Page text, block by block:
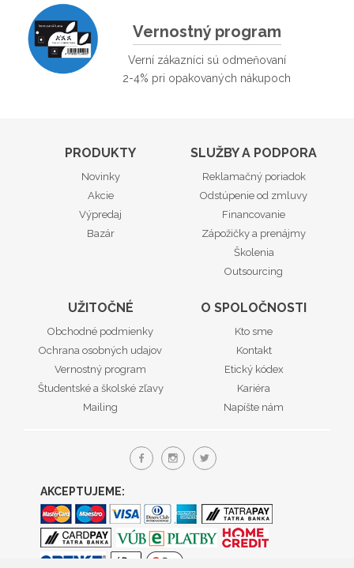
Vernostný program
Verní zákazníci sú odmeňovaní
2-4% pri opakovaných nákupoch
PRODUKTY
Novinky
Akcie
Výpredaj
Bazár
SLUŽBY A PODPORA
Reklamačný poriadok
Odstúpenie od zmluvy
Financovanie
Zápožičky a prenájmy
Školenia
Outsourcing
UŽITOČNÉ
Obchodné podmienky
Ochrana osobných udajov
Vernostný program
Študentské a školské zľavy
Mailing
O SPOLOČNOSTI
Kto sme
Kontakt
Etický kódex
Kariéra
Napíšte nám
AKCEPTUJEME: